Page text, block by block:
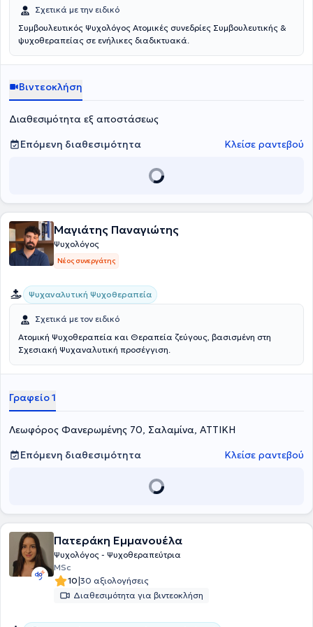
Σχετικά με την ειδικό
Συμβουλευτικός Ψυχολόγος Ατομικές συνεδρίες Συμβουλευτικής &
ψυχοθεραπείας σε ενήλικες διαδικτυακά.
Βιντεοκλήση
Διαθεσιμότητα εξ αποστάσεως
Επόμενη διαθεσιμότητα
Κλείσε ραντεβού
Μαγιάτης Παναγιώτης
Ψυχολόγος
Νέος συνεργάτης
Ψυχαναλυτική Ψυχοθεραπεία
Σχετικά με τον ειδικό
Ατομική Ψυχοθεραπεία και Θεραπεία ζεύγους, βασισμένη στη
Σχεσιακή Ψυχαναλυτική προσέγγιση.
Γραφείο 1
Λεωφόρος Φανερωμένης 70, Σαλαμίνα, ΑΤΤΙΚΗ
Επόμενη διαθεσιμότητα
Κλείσε ραντεβού
Πατεράκη Εμμανουέλα
Ψυχολόγος - Ψυχοθεραπεύτρια
MSc
10|30 αξιολογήσεις
Διαθεσιμότητα για βιντεοκλήση